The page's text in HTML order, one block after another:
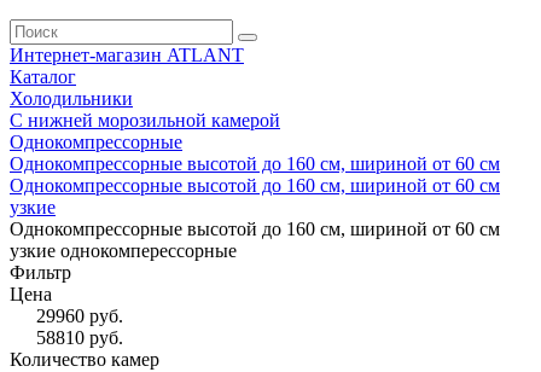
Интернет-магазин ATLANT
Каталог
Холодильники
С нижней морозильной камерой
Однокомпрессорные
Однокомпрессорные высотой до 160 см, шириной от 60 см
Однокомпрессорные высотой до 160 см, шириной от 60 см
узкие
Однокомпрессорные высотой до 160 см, шириной от 60 см
узкие однокомперессорные
Фильтр
Цена
29960руб.
58810руб.
Количество камер